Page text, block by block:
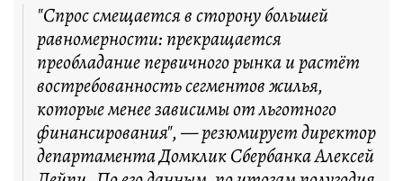
"Спрос смещается в сторону большей
равномерности: прекращается
преобладание первичного рынка и растёт
востребованность сегментов жилья,
которые менее зависимы от льготного
финансирования", — резюмирует директор
департамента Домклик Сбербанка Алексей